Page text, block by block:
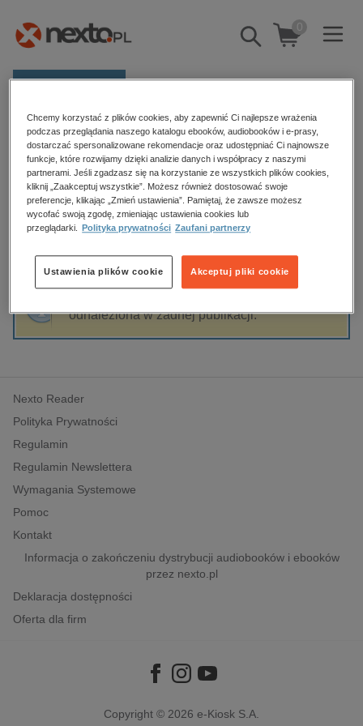
Pokaż/schowaj
wyszukiwarkę
0
Kategorie
Zobacz wszystkie E-prasa
budownictwo, aranżacja wnętrz
biznesowe, branżowe, gospodarka
dzienniki
edukacja
hobby, sport, rozrywka
komputery, internet, technologie, informatyka
polityka, społeczno-informacyjne
psychologiczne
inne
popularno-naukowe
historia
Strona główna Ewa Chmielarczyk
Ewa Chmielarczyk
Sortowanie Filtrowanie
odnaleziona w żadnej publikacji.
Nexto Reader
Polityka Prywatności
Regulamin
Regulamin Newslettera
Wymagania Systemowe
Pomoc
Kontakt
Informacja o zakończeniu dystrybucji audiobooków i ebooków
przez nexto.pl
Deklaracja dostępności
Oferta dla firm
Copyright © 2026 e-Kiosk S.A.
Chcemy korzystać z plików cookies, aby zapewnić Ci najlepsze wrażenia
podczas przeglądania naszego katalogu ebooków, audiobooków i e-prasy,
dostarczać spersonalizowane rekomendacje oraz udostępniać Ci najnowsze
funkcje, które rozwijamy dzięki analizie danych i współpracy z naszymi
partnerami. Jeśli zgadzasz się na korzystanie ze wszystkich plików cookies,
kliknij „Zaakceptuj wszystkie”. Możesz również dostosować swoje
preferencje, klikając „Zmień ustawienia”. Pamiętaj, że zawsze możesz
wycofać swoją zgodę, zmieniając ustawienia cookies lub
przeglądarki.
Polityka prywatności Zaufani partnerzy
Akceptuj pliki cookie
Ustawienia plików cookie